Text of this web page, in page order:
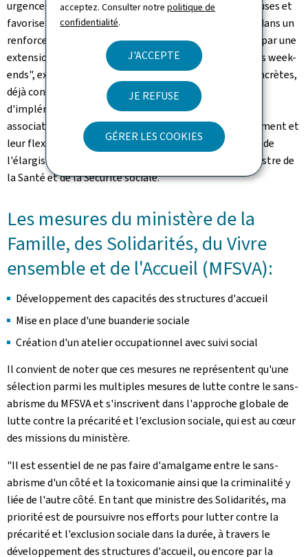
acceptez. Consulter notrepolitique de
confidentialité.
J'ACCEPTE
JE REFUSE
GÉRER LES COOKIES
urgences, limiter la transmission de maladies infectieuses et
favoriser la réinsertion, il est indispensable d'investir dans un
renforcement coordonné de ces services, notamment par une
extension des horaires d'accueil, y compris la nuit et les week-
ends", explique Martine Deprez. "Plusieurs mesures concrètes,
déjà conceptualisées en 2024, sont en cours
d'implémentation, et je remercie d'ores et déjà les
associations partenaires concernées pour leur engagement et
leur flexibilité qui permettent la mise en œuvre rapide de
l'élargissement de l'offre des services", conclut la ministre de
la Santé et de la Sécurité sociale.
Les mesures du ministère de la
Famille, des Solidarités, du Vivre
ensemble et de l'Accueil (MFSVA):
Développement des capacités des structures d'accueil
Mise en place d'une buanderie sociale
Création d'un atelier occupationnel avec suivi social
Il convient de noter que ces mesures ne représentent qu'une
sélection parmi les multiples mesures de lutte contre le sans-
abrisme du MFSVA et s'inscrivent dans l'approche globale de
lutte contre la précarité et l'exclusion sociale, qui est au cœur
des missions du ministère.
"Il est essentiel de ne pas faire d'amalgame entre le sans-
abrisme d'un côté et la toxicomanie ainsi que la criminalité y
liée de l'autre côté. En tant que ministre des Solidarités, ma
priorité est de poursuivre nos efforts pour lutter contre la
précarité et l'exclusion sociale dans la durée, à travers le
développement des structures d'accueil, ou encore par la